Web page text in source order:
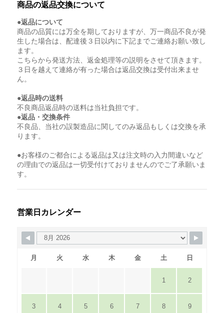
商品の返品交換について
●返品について
商品の品質には万全を期しておりますが、万一商品不良が発
生した場合は、配達後３日以内に下記までご連絡お願い致し
ます。
こちらから発送方法、返金処理等の説明をさせて頂きます。
３日を越えて連絡が有った場合は返品交換は受付出来ませ
ん。
●返品時の送料
不良商品返品時の送料は当社負担です。
●返品・交換条件
不良品、当社の誤製造品に関してのみ返品もしくは交換を承
ります。
●お客様のご都合による返品は又は注文時の入力間違いなど
の理由での返品は一切受付けておりませんのでご了承願いま
す。
営業日カレンダー
月 火 水 木 金 土 日
1 2
3 4 5 6 7 8 9